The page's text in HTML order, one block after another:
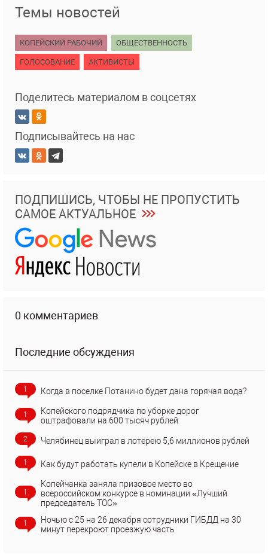
Темы новостей
КОПЕЙСКИЙ РАБОЧИЙ ОБЩЕСТВЕННОСТЬ
ГОЛОСОВАНИЕ АКТИВИСТЫ
Поделитесь материалом в соцсетях
Подписывайтесь на нас
ПОДПИШИСЬ, ЧТОБЫ НЕ ПРОПУСТИТЬ
САМОЕ АКТУАЛЬНОЕ
0 комментариев
Последние обсуждения
1 Когда в поселке Потанино будет дана горячая вода?
1
Копейского подрядчика по уборке дорог
оштрафовали на 600 тысяч рублей
2 Челябинец выиграл в лотерею 5,6 миллионов рублей
1 Как будут работать купели в Копейске в Крещение
1
Копейчанка заняла призовое место во
всероссийском конкурсе в номинации «Лучший
председатель ТОС»
1
Ночью с 25 на 26 декабря сотрудники ГИБДД на 30
минут перекроют проезжую часть